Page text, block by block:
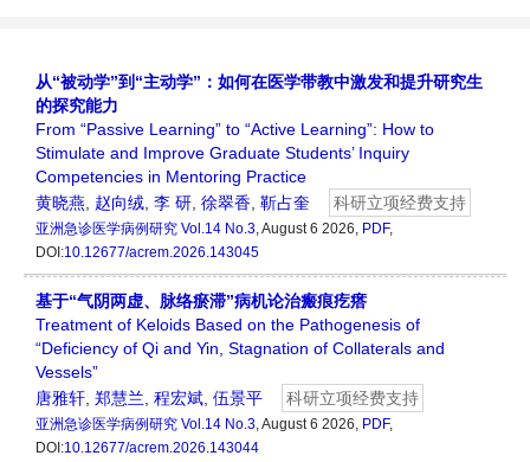
从“被动学”到“主动学”：如何在医学带教中激发和提升研究生
的探究能力
From “Passive Learning” to “Active Learning”: How to
Stimulate and Improve Graduate Students’ Inquiry
Competencies in Mentoring Practice
黄晓燕
赵向绒 李 研 徐翠香 靳占奎 科研立项经费支持
亚洲急诊医学病例研究 Vol.14 No.3, August 6 2026, PDF,
DOI:10.12677/acrem.2026.143045
基于“气阴两虚、脉络瘀滞”病机论治瘢痕疙瘩
Treatment of Keloids Based on the Pathogenesis of
“Deficiency of Qi and Yin, Stagnation of Collaterals and
Vessels”
唐雅轩 郑慧兰 程宏斌 伍景平 科研立项经费支持
亚洲急诊医学病例研究 Vol.14 No.3, August 6 2026, PDF,
DOI:10.12677/acrem.2026.143044